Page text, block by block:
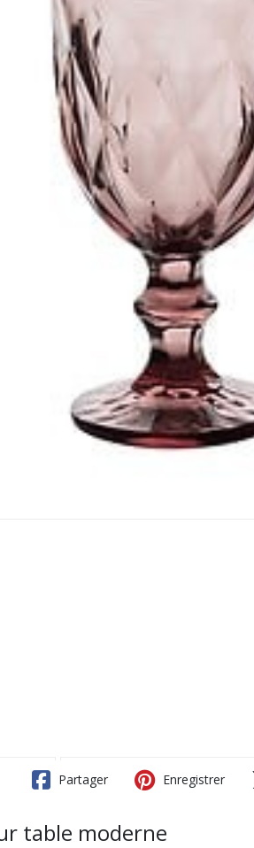
Partager Enregistrer
table moderne